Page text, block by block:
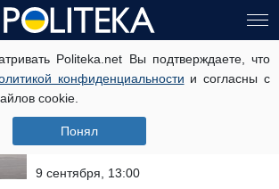
Politeka.net Вы подтверждаете, что
конфиденциальности и согласны с
cookie.
Понял
Новая система оплаты проезда в
Сумской области: о каких важных
изменениях сообщили
9 сентября, 13:00